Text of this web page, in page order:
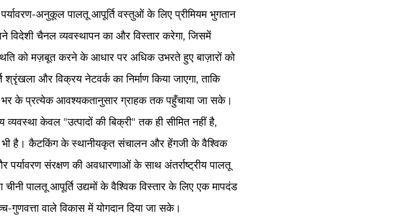
अनुकूल पालतू आपूर्ति वस्तुओं के लिए प्रीमियम भुगतान
चैनल व्यवस्थापन का और विस्तार करेगा, जिसमें
को मज़बूत करने के आधार पर अधिक उभरते हुए बाज़ारों को
और विक्रय नेटवर्क का निर्माण किया जाएगा, ताकि
भर के प्रत्येक आवश्यकतानुसार ग्राहक तक पहुँचाया जा सके।
केवल "उत्पादों की बिक्री" तक ही सीमित नहीं है,
भी है। कैटकिंग के स्थानीयकृत संचालन और हेंगजी के वैश्विक
संरक्षण की अवधारणाओं के साथ अंतर्राष्ट्रीय पालतू
पालतू आपूर्ति उद्यमों के वैश्विक विस्तार के लिए एक मापदंड
वाले विकास में योगदान दिया जा सके।